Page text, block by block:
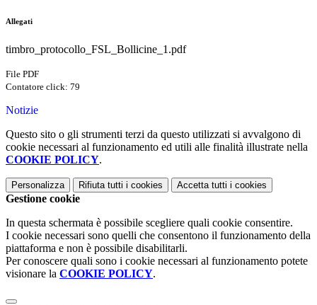
Allegati
timbro_protocollo_FSL_Bollicine_1.pdf
File PDF
Contatore click: 79
Notizie
Questo sito o gli strumenti terzi da questo utilizzati si avvalgono di
cookie necessari al funzionamento ed utili alle finalità illustrate nella
COOKIE POLICY.
Personalizza Rifiuta tutti i cookies Accetta tutti i cookies
Gestione cookie
In questa schermata è possibile scegliere quali cookie consentire.
I cookie necessari sono quelli che consentono il funzionamento della
piattaforma e non è possibile disabilitarli.
Per conoscere quali sono i cookie necessari al funzionamento potete
visionare la COOKIE POLICY.